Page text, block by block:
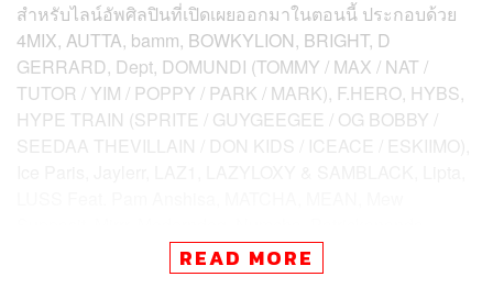
สำหรับไลน์อัพศิลปินที่เปิดเผยออกมาในตอนนี้ ประกอบด้วย
4MIX, AUTTA, bamm, BOWKYLION, BRIGHT, D
GERRARD, Dept, DOMUNDI (TOMMY / MAX / NAT /
TUTOR / YIM / POPPY / PARK / MARK), F.HERO, HYBS,
HYPE TRAIN (SPRITE / GUYGEEGEE / OG BOBBY /
SEEDAA THEVILLAIN / DON KIDS / ICEACE / ESKIIMO),
Phum Viphurit, PiXXiE, POKMINDSET, POLYCAT,
PRETZELLE, Proo Thunwa, PROXIE, Pyra, ROOFTOP,
READ MORE